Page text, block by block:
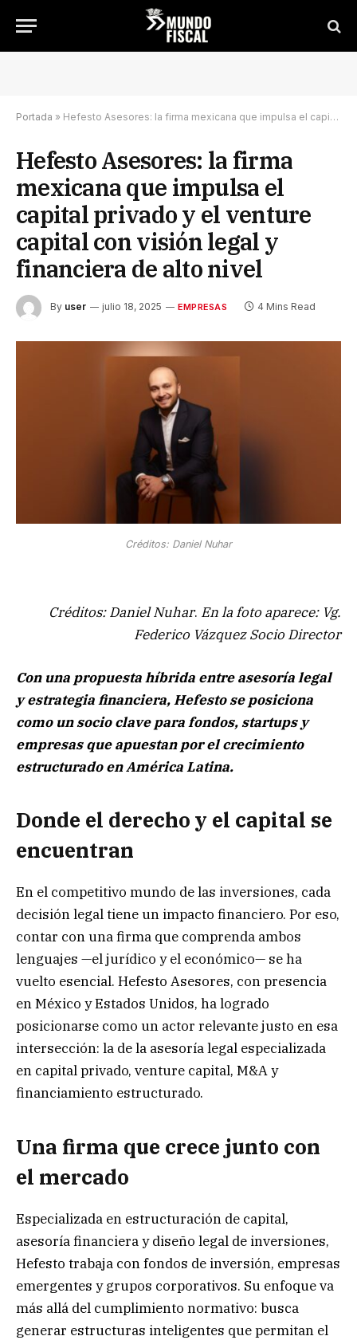
Portada » Hefesto Asesores: la firma mexicana que impulsa el capital privado y el venture capital con visión legal y financiera de alto nivel
Hefesto Asesores: la firma
mexicana que impulsa el
capital privado y el venture
capital con visión legal y
financiera de alto nivel
By user julio 18, 2025 EMPRESAS 4 Mins Read
Créditos: Daniel Nuhar
Créditos: Daniel Nuhar. En la foto aparece: Vg.
Federico Vázquez Socio Director
Con una propuesta híbrida entre asesoría legal
y estrategia financiera, Hefesto se posiciona
como un socio clave para fondos, startups y
empresas que apuestan por el crecimiento
estructurado en América Latina.
Donde el derecho y el capital se
encuentran
En el competitivo mundo de las inversiones, cada
decisión legal tiene un impacto financiero. Por eso,
contar con una firma que comprenda ambos
lenguajes —el jurídico y el económico— se ha
vuelto esencial. Hefesto Asesores, con presencia
en México y Estados Unidos, ha logrado
posicionarse como un actor relevante justo en esa
intersección: la de la asesoría legal especializada
en capital privado, venture capital, M&A y
financiamiento estructurado.
Una firma que crece junto con
el mercado
Especializada en estructuración de capital,
asesoría financiera y diseño legal de inversiones,
Hefesto trabaja con fondos de inversión, empresas
emergentes y grupos corporativos. Su enfoque va
más allá del cumplimiento normativo: busca
generar estructuras inteligentes que permitan el